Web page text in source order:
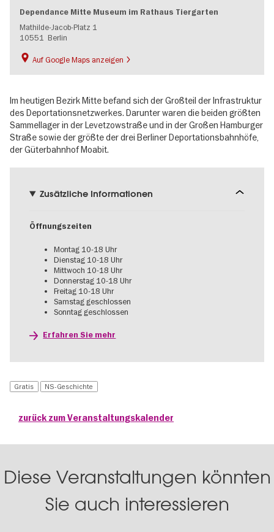
Dependance Mitte Museum im Rathaus Tiergarten
Mathilde-Jacob-Platz 1
10551
Berlin
Auf Google Maps anzeigen
Im heutigen Bezirk Mitte befand sich der Großteil der Infrastruktur
des Deportationsnetzwerkes. Darunter waren die beiden größten
Sammellager in der Levetzowstraße und in der Großen Hamburger
Straße sowie der größte der drei Berliner Deportationsbahnhöfe,
der Güterbahnhof Moabit.
Zusätzliche Informationen
Öffnungszeiten
Montag 10-18 Uhr
Dienstag 10-18 Uhr
Mittwoch 10-18 Uhr
Donnerstag 10-18 Uhr
Freitag 10-18 Uhr
Samstag geschlossen
Sonntag geschlossen
Erfahren Sie mehr
Gratis NS-Geschichte
zurück zum Veranstaltungskalender
Diese Veranstaltungen könnten
Sie auch interessieren